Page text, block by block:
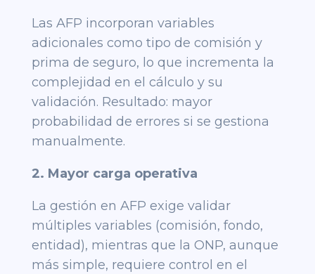
Las AFP incorporan variables
adicionales como tipo de comisión y
prima de seguro, lo que incrementa la
complejidad en el cálculo y su
validación. Resultado: mayor
probabilidad de errores si se gestiona
manualmente.
2. Mayor carga operativa
La gestión en AFP exige validar
múltiples variables (comisión, fondo,
entidad), mientras que la ONP, aunque
más simple, requiere control en el